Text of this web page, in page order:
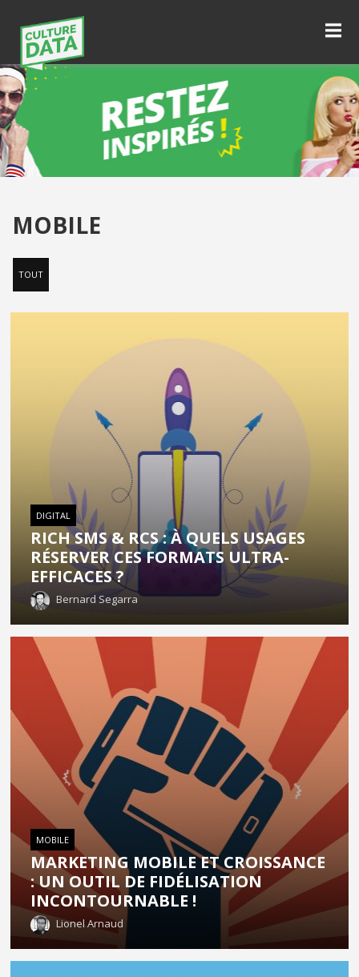
MOBILE
TOUT
DIGITAL
RICH SMS & RCS : À QUELS USAGES
RÉSERVER CES FORMATS ULTRA-
EFFICACES ?
Bernard Segarra
MOBILE
MARKETING MOBILE ET CROISSANCE
: UN OUTIL DE FIDÉLISATION
INCONTOURNABLE !
Lionel Arnaud